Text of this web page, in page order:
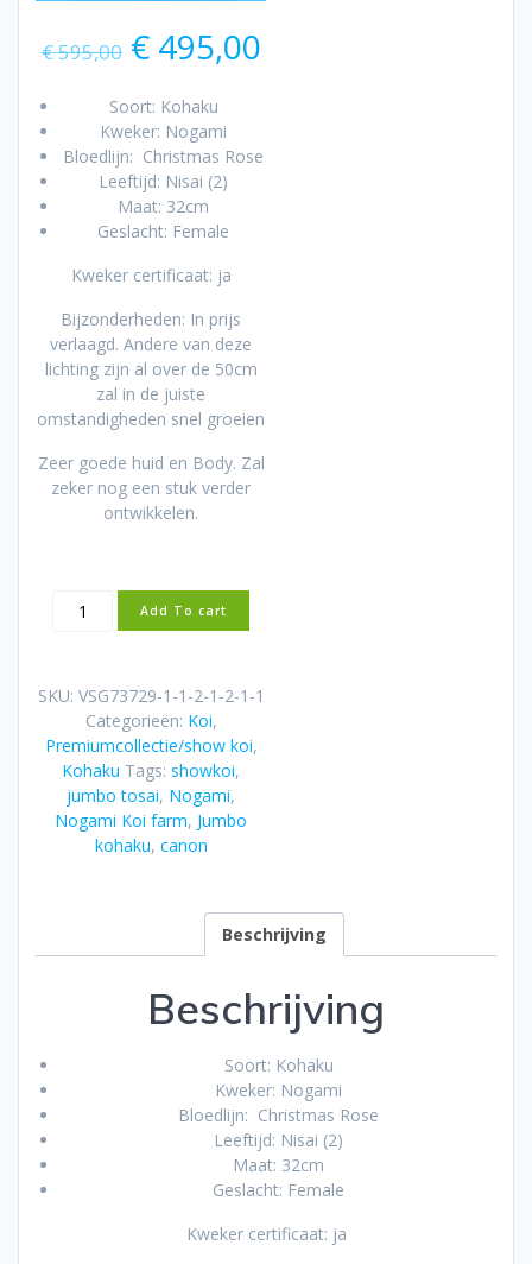
€595,00 Oorspronkelijke
prijs
was:
€ 595,00.
€495,00Huidige
Soort: Kohaku
Kweker: Nogami
Bloedlijn: Christmas Rose
Leeftijd: Nisai (2)
Maat: 32cm
Geslacht: Female
Kweker certificaat: ja
Bijzonderheden: In prijs
verlaagd. Andere van deze
lichting zijn al over de 50cm
zal in de juiste
omstandigheden snel groeien
Zeer goede huid en Body. Zal
zeker nog een stuk verder
ontwikkelen.
Nogami
Jumbo
(2025)
aantal
Add To cart
SKU: VSG73729-1-1-2-1-2-1-1
Categorieën: Koi,
Premiumcollectie/show koi,
Kohaku Tags: showkoi,
jumbo tosai, Nogami,
Nogami Koi farm, Jumbo
kohaku, canon
Beschrijving
Beschrijving
Soort: Kohaku
Kweker: Nogami
Bloedlijn: Christmas Rose
Leeftijd: Nisai (2)
Maat: 32cm
Geslacht: Female
Kweker certificaat: ja